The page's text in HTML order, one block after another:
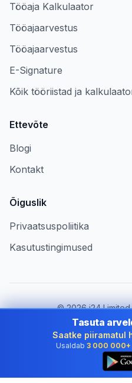
Tööaja Kalkulaator
Tööajaarvestus
Tööajaarvestus
E-Signature
Kõik tööriistad ja
Ettevõte
Blogi
Kontakt
Õiguslik
Privaatsuspoliitika
Kasutustingimused
©2026i24
Ettevõtetele
Muuda riiki:
Tasuta
Saatke piiramatul
Usaldab 3 000 000+